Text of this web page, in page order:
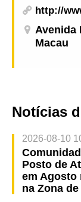
http://
Avenida
Macau
Notícias
2026-08-10
Posto de
em Agosto
na Zona